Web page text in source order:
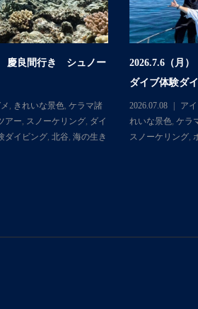
慶良間行き シュノー
きれいな景色 ケラマ諸
アー スノーケリング ダイ
ダイビング 北谷 海の生き
2026.7.6（月
ダイブ体験ダ
2026.07.08 ア
れいな景色, ケラ
スノーケリング,